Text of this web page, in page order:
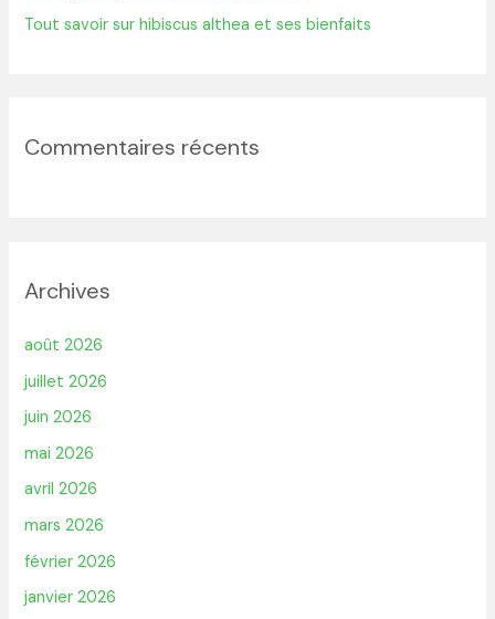
Tout savoir sur hibiscus althea et ses bienfaits
Commentaires récents
Archives
août 2026
juillet 2026
juin 2026
mai 2026
avril 2026
mars 2026
février 2026
janvier 2026